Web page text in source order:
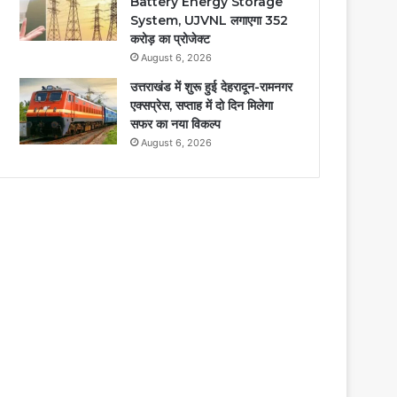
System, UJVNL लगाएगा 352
करोड़ का प्रोजेक्ट
August 6, 2026
उत्तराखंड में शुरू हुई देहरादून-रामनगर
एक्सप्रेस, सप्ताह में दो दिन मिलेगा
सफर का नया विकल्प
August 6, 2026